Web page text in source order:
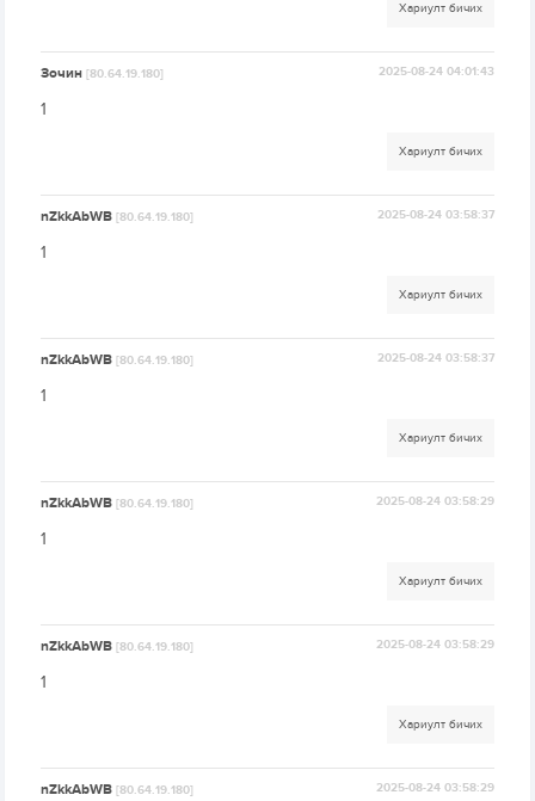
Хариулт бичих
Зочин[80.64.19.180] 2025-08-24 04:01:43
1
Хариулт бичих
nZkkAbWB[80.64.19.180] 2025-08-24 03:58:37
1
Хариулт бичих
nZkkAbWB[80.64.19.180] 2025-08-24 03:58:37
1
Хариулт бичих
nZkkAbWB[80.64.19.180] 2025-08-24 03:58:29
1
Хариулт бичих
nZkkAbWB[80.64.19.180] 2025-08-24 03:58:29
1
Хариулт бичих
nZkkAbWB[80.64.19.180] 2025-08-24 03:58:29